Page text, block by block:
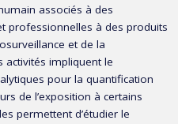
associés à des
professionnelles à des produits
et de la
activités impliquent le
pour la quantification
de l’exposition à certains
permettent d’étudier le